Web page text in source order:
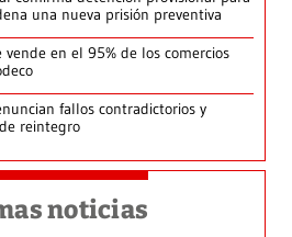
una nueva prisión preventiva
vende en el 95% de los comercios
fallos contradictorios y
reintegro
noticias